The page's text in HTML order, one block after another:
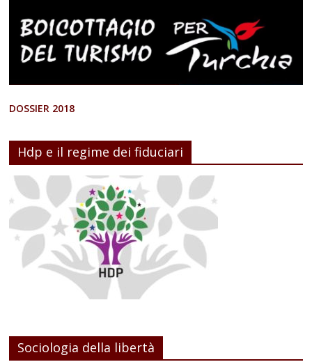
DOSSIER 2018
Hdp e il regime dei fiduciari
Sociologia della libertà